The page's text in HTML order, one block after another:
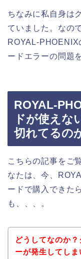
ちなみに私自身は
ていました。なの
ROYAL-PHOENIX
ードエラーの問題
ROYAL-
ドが使えな
切れてるの
こちらの記事をご
なたは、今、
ードで購入できた
も、、、。
どうしてなのか
ーが発生してし